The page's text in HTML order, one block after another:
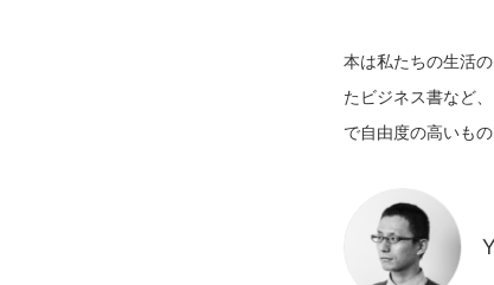
本は私たちの生活
たビジネス書など